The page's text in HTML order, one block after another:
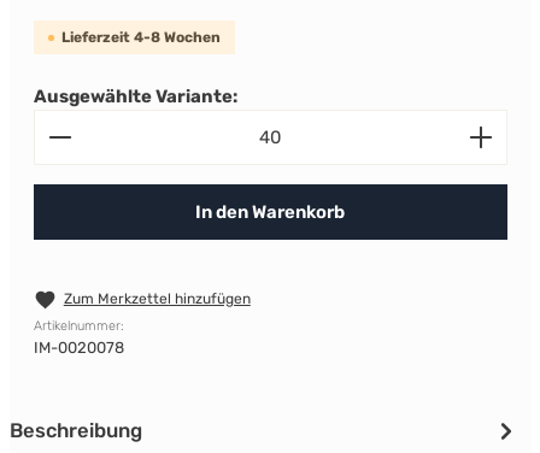
Lieferzeit 4-8 Wochen
Ausgewählte Variante:
Produkt Anzahl: Gib den gewünschten Wert ein
In den Warenkorb
Zum Merkzettel hinzufügen
Artikelnummer:
IM-0020078
Beschreibung